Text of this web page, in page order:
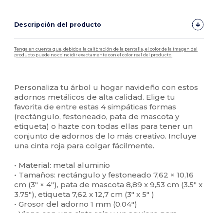
Descripción del producto
Tenga en cuenta que, debido a la calibración de la pantalla, el color de la imagen del
producto puede no coincidir exactamente con el color real del producto.
Personaliza tu árbol u hogar navideño con estos
adornos metálicos de alta calidad. Elige tu
favorita de entre estas 4 simpáticas formas
(rectángulo, festoneado, pata de mascota y
etiqueta) o hazte con todas ellas para tener un
conjunto de adornos de lo más creativo. Incluye
una cinta roja para colgar fácilmente.
• Material: metal aluminio
• Tamaños: rectángulo y festoneado 7,62 × 10,16
cm (3″ × 4″), pata de mascota 8,89 x 9,53 cm (3.5″ x
3.75″), etiqueta 7,62 x 12,7 cm (3″ x 5″ )
• Grosor del adorno 1 mm (0.04″)